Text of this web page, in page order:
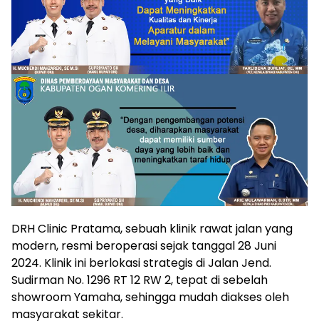
DRH Clinic Pratama, sebuah klinik rawat jalan yang
modern, resmi beroperasi sejak tanggal 28 Juni
2024. Klinik ini berlokasi strategis di Jalan Jend.
Sudirman No. 1296 RT 12 RW 2, tepat di sebelah
showroom Yamaha, sehingga mudah diakses oleh
masyarakat sekitar.